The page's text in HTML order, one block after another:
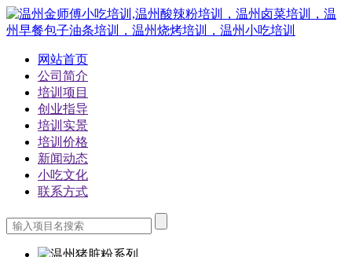
网站首页
公司简介
培训项目
创业指导
培训实景
培训价格
新闻动态
小吃文化
联系方式